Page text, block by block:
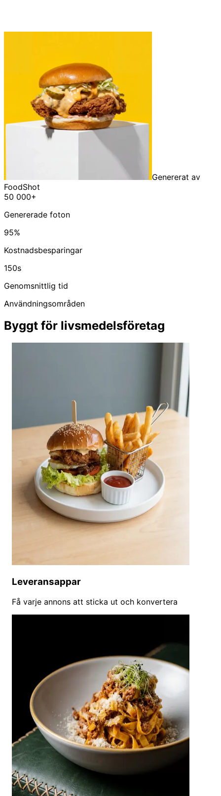
Genererat av
FoodShot
50 000+
Genererade foton
95%
Kostnadsbesparingar
150s
Genomsnittlig tid
Användningsområden
Byggt för livsmedelsföretag
Leveransappar
Få varje annons att sticka ut och konvertera